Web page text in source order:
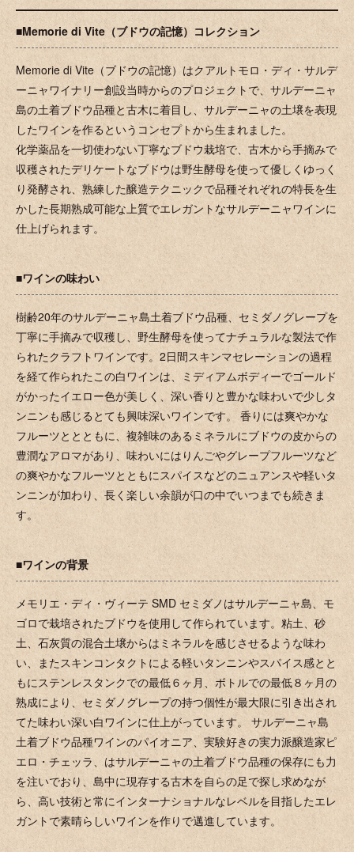
■Memorie di Vite（ブドウの記憶）コレクション
Memorie di Vite（ブドウの記憶）はクアルトモロ・ディ・サルデ
ーニャワイナリー創設当時からのプロジェクトで、サルデーニャ
島の土着ブドウ品種と古木に着目し、サルデーニャの土壌を表現
したワインを作るというコンセプトから生まれました。
化学薬品を一切使わない丁寧なブドウ栽培で、古木から手摘みで
収穫されたデリケートなブドウは野生酵母を使って優しくゆっく
り発酵され、熟練した醸造テクニックで品種それぞれの特長を生
かした長期熟成可能な上質でエレガントなサルデーニャワインに
仕上げられます。
■ワインの味わい
樹齢20年のサルデーニャ島土着ブドウ品種、セミダノグレープを
丁寧に手摘みで収穫し、野生酵母を使ってナチュラルな製法で作
られたクラフトワインです。2日間スキンマセレーションの過程
を経て作られたこの白ワインは、ミディアムボディーでゴールド
がかったイエロー色が美しく、深い香りと豊かな味わいで少しタ
ンニンも感じるとても興味深いワインです。 香りには爽やかな
フルーツととともに、複雑味のあるミネラルにブドウの皮からの
豊潤なアロマがあり、味わいにはりんごやグレープフルーツなど
の爽やかなフルーツとともにスパイスなどのニュアンスや軽いタ
ンニンが加わり、長く楽しい余韻が口の中でいつまでも続きま
す。
■ワインの背景
メモリエ・ディ・ヴィーテ SMD セミダノはサルデーニャ島、モ
ゴロで栽培されたブドウを使用して作られています。粘土、砂
土、石灰質の混合土壌からはミネラルを感じさせるような味わ
い、またスキンコンタクトによる軽いタンニンやスパイス感とと
もにステンレスタンクでの最低６ヶ月、ボトルでの最低８ヶ月の
熟成により、セミダノグレープの持つ個性が最大限に引き出され
てた味わい深い白ワインに仕上がっています。 サルデーニャ島
土着ブドウ品種ワインのパイオニア、実験好きの実力派醸造家ピ
エロ・チェッラ、はサルデーニャの土着ブドウ品種の保存にも力
を注いでおり、島中に現存する古木を自らの足で探し求めなが
ら、高い技術と常にインターナショナルなレベルを目指したエレ
ガントで素晴らしいワインを作りで邁進しています。